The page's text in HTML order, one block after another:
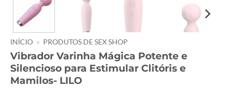
INÍCIO » PRODUTOS DE SEX SHOP
Vibrador Varinha Mágica Potente e
Silencioso para Estimular Clitóris e
Mamilos- LILO